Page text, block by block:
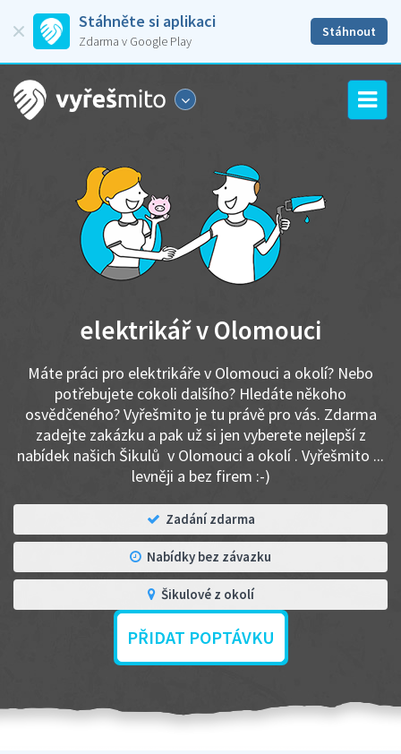
Stáhněte si aplikaci
Zdarma v Google Play
Stáhnout
elektrikář v Olomouci
Máte práci pro elektrikáře v Olomouci a okolí? Nebo
potřebujete cokoli dalšího? Hledáte někoho
osvědčeného? Vyřešmito je tu právě pro vás. Zdarma
zadejte zakázku a pak už si jen vyberete nejlepší z
nabídek našich Šikulů v Olomouci a okolí . Vyřešmito ...
levněji a bez firem :-)
Zadání zdarma
Nabídky bez závazku
Šikulové z okolí
PŘIDAT POPTÁVKU